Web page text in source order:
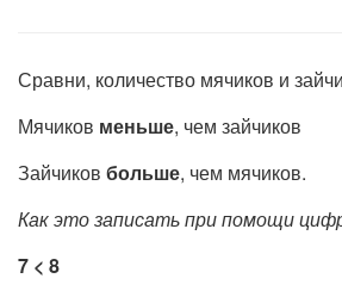
Сравни, количество мячиков и
Мячиков меньше, чем зайчиков
Зайчиков больше, чем мячиков.
Как это записать при помощи
7 < 8